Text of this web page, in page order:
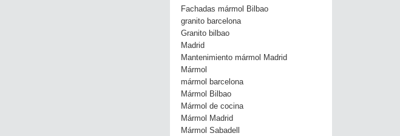
Fachadas mármol Bilbao
granito barcelona
Granito bilbao
Madrid
Mantenimiento mármol Madrid
Mármol
mármol barcelona
Mármol Bilbao
Mármol de cocina
Mármol Madrid
Mármol Sabadell